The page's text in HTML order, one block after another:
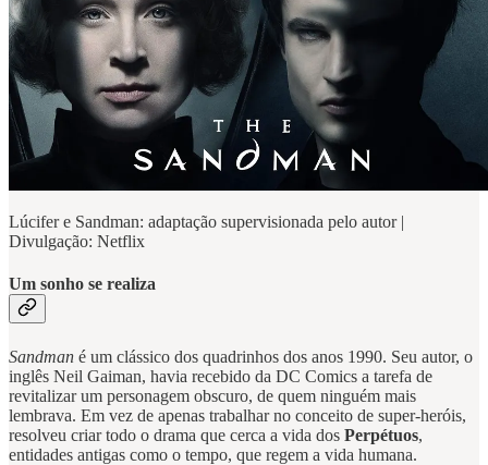
Lúcifer e Sandman: adaptação supervisionada pelo autor |
Divulgação: Netflix
Um sonho se realiza
Sandman é um clássico dos quadrinhos dos anos 1990. Seu autor, o
inglês Neil Gaiman, havia recebido da DC Comics a tarefa de
revitalizar um personagem obscuro, de quem ninguém mais
lembrava. Em vez de apenas trabalhar no conceito de super-heróis,
resolveu criar todo o drama que cerca a vida dos Perpétuos,
entidades antigas como o tempo, que regem a vida humana.